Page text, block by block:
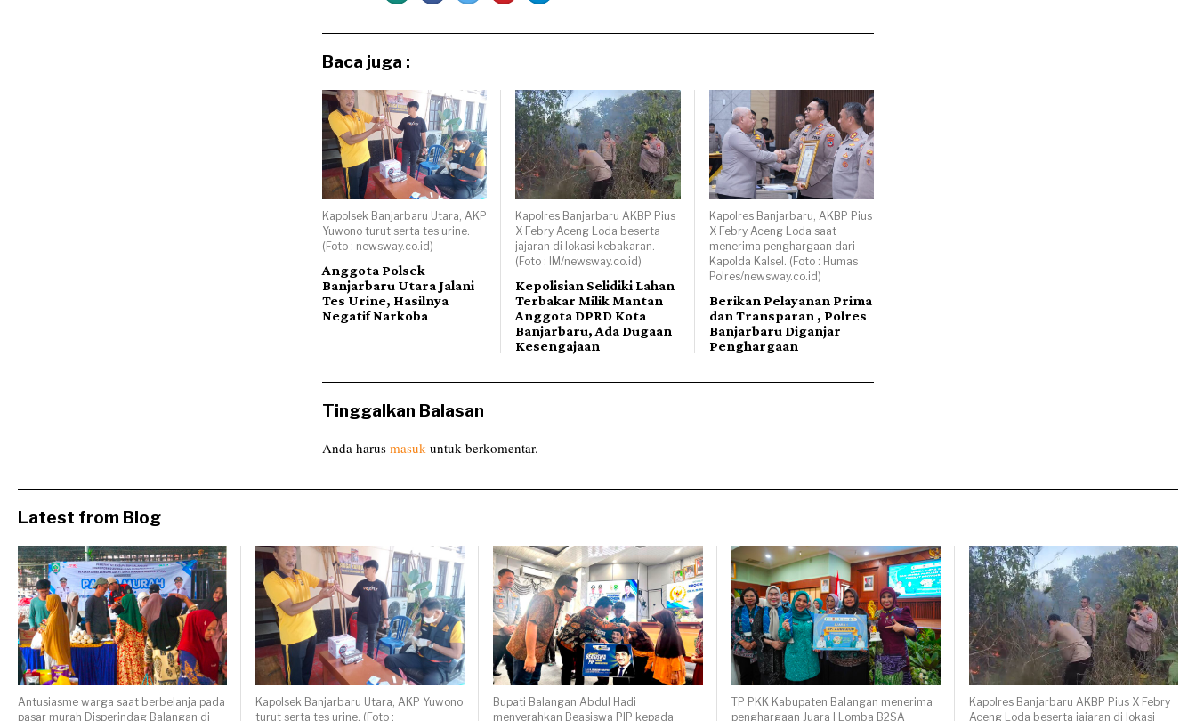
Baca juga :
Kapolsek Banjarbaru Utara, AKP
Yuwono turut serta tes urine.
(Foto : newsway.co.id)
Anggota Polsek
Banjarbaru Utara Jalani
Tes Urine, Hasilnya
Negatif Narkoba
Kapolres Banjarbaru AKBP Pius
X Febry Aceng Loda beserta
jajaran di lokasi kebakaran.
(Foto : IM/newsway.co.id)
Kepolisian Selidiki Lahan
Terbakar Milik Mantan
Anggota DPRD Kota
Banjarbaru, Ada Dugaan
Kesengajaan
Kapolres Banjarbaru, AKBP Pius
X Febry Aceng Loda saat
menerima penghargaan dari
Kapolda Kalsel. (Foto : Humas
Polres/newsway.co.id)
Berikan Pelayanan Prima
dan Transparan , Polres
Banjarbaru Diganjar
Penghargaan
Tinggalkan Balasan
Anda harus masuk untuk berkomentar.
Latest from Blog
Antusiasme warga saat berbelanja pada
pasar murah Disperindag Balangan di
Kapolsek Banjarbaru Utara, AKP Yuwono
turut serta tes urine. (Foto :
Bupati Balangan Abdul Hadi
menyerahkan Beasiswa PIP kepada
TP PKK Kabupaten Balangan menerima
penghargaan Juara I Lomba B2SA
Kapolres Banjarbaru AKBP Pius X Febry
Aceng Loda beserta jajaran di lokasi